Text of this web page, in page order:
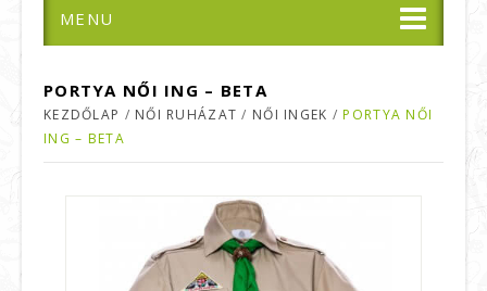
MENU
PORTYA NŐI ING – BETA
KEZDŐLAP / NŐI RUHÁZAT / NŐI INGEK /PORTYA NŐI
ING – BETA